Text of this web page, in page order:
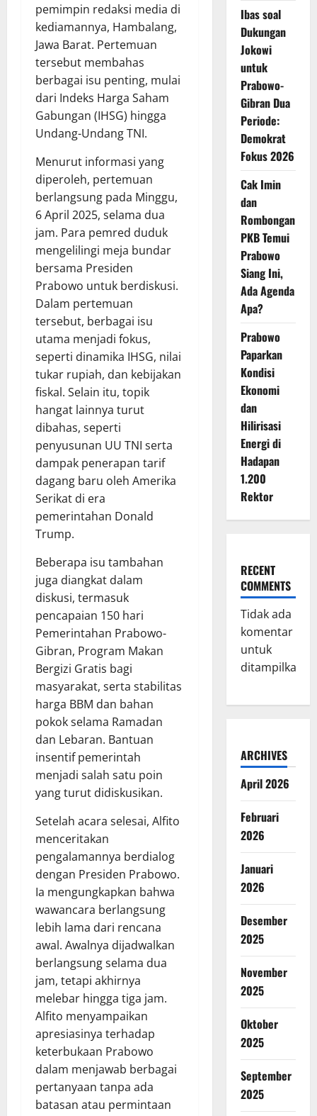
pemimpin redaksi media di
kediamannya, Hambalang,
Jawa Barat. Pertemuan
tersebut membahas
berbagai isu penting, mulai
dari Indeks Harga Saham
Gabungan (IHSG) hingga
Undang-Undang TNI.
Menurut informasi yang
diperoleh, pertemuan
berlangsung pada Minggu,
6 April 2025, selama dua
jam. Para pemred duduk
mengelilingi meja bundar
bersama Presiden
Prabowo untuk berdiskusi.
Dalam pertemuan
tersebut, berbagai isu
utama menjadi fokus,
seperti dinamika IHSG, nilai
tukar rupiah, dan kebijakan
fiskal. Selain itu, topik
hangat lainnya turut
dibahas, seperti
penyusunan UU TNI serta
dampak penerapan tarif
dagang baru oleh Amerika
Serikat di era
pemerintahan Donald
Trump.
Beberapa isu tambahan
juga diangkat dalam
diskusi, termasuk
pencapaian 150 hari
Pemerintahan Prabowo-
Gibran, Program Makan
Bergizi Gratis bagi
masyarakat, serta stabilitas
harga BBM dan bahan
pokok selama Ramadan
dan Lebaran. Bantuan
insentif pemerintah
menjadi salah satu poin
yang turut didiskusikan.
Setelah acara selesai, Alfito
menceritakan
pengalamannya berdialog
dengan Presiden Prabowo.
Ia mengungkapkan bahwa
wawancara berlangsung
lebih lama dari rencana
awal. Awalnya dijadwalkan
berlangsung selama dua
jam, tetapi akhirnya
melebar hingga tiga jam.
Alfito menyampaikan
apresiasinya terhadap
keterbukaan Prabowo
dalam menjawab berbagai
pertanyaan tanpa ada
batasan atau permintaan
Ibas soal
Dukungan
Jokowi
untuk
Prabowo-
Gibran Dua
Periode:
Demokrat
Fokus 2026
Cak Imin
dan
Rombongan
PKB Temui
Prabowo
Siang Ini,
Ada Agenda
Apa?
Prabowo
Paparkan
Kondisi
Ekonomi
dan
Hilirisasi
Energi di
Hadapan
1.200
Rektor
RECENT
COMMENTS
Tidak ada
komentar
untuk
ditampilkan.
ARCHIVES
April 2026
Februari
2026
Januari
2026
Desember
2025
November
2025
Oktober
2025
September
2025